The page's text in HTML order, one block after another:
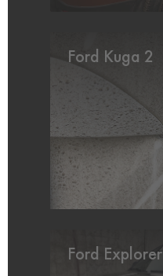
Ford Kuga 2
Ford Explorer